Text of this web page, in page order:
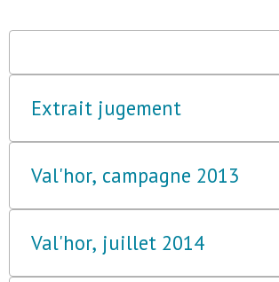
Extrait jugement
Val'hor, campagne 2013
Val'hor, juillet 2014